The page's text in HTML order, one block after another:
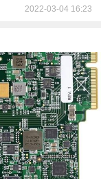
2022-03-04 16:23